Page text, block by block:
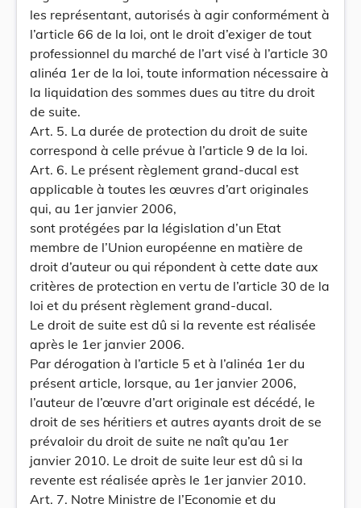
les représentant, autorisés à agir conformément à
l’article 66 de la loi, ont le droit d’exiger de tout
professionnel du marché de l’art visé à l’article 30
alinéa 1er de la loi, toute information nécessaire à
la liquidation des sommes dues au titre du droit
de suite.
Art. 5. La durée de protection du droit de suite
correspond à celle prévue à l’article 9 de la loi.
Art. 6. Le présent règlement grand-ducal est
applicable à toutes les œuvres d’art originales
qui, au 1er janvier 2006,
sont protégées par la législation d’un Etat
membre de l’Union européenne en matière de
droit d’auteur ou qui répondent à cette date aux
critères de protection en vertu de l’article 30 de la
loi et du présent règlement grand-ducal.
Le droit de suite est dû si la revente est réalisée
après le 1er janvier 2006.
Par dérogation à l’article 5 et à l’alinéa 1er du
présent article, lorsque, au 1er janvier 2006,
l’auteur de l’œuvre d’art originale est décédé, le
droit de ses héritiers et autres ayants droit de se
prévaloir du droit de suite ne naît qu’au 1er
janvier 2010. Le droit de suite leur est dû si la
revente est réalisée après le 1er janvier 2010.
Art. 7. Notre Ministre de l’Economie et du